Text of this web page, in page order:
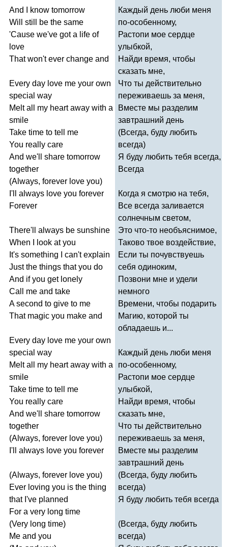
And know tomorrow
Will
still be the same
'Cause we've got a life of
love
That won't ever change and
Every day love me your own
special way
Melt all my heart away with a
smile
Take time to tell
me
You really care
And we'll share tomorrow
together
(Always, forever love you)
I'll
always love you forever
Forever
There'll always be sunshine
When
look at you
It's something can't explain
Just the things that you do
And if you get lonely
Call
me and take
A second to give to me
That magic you make and
Every day love me your own
special way
Melt all my heart away with a
smile
Take time to tell
me
You really care
And we'll share tomorrow
together
(Always, forever love you)
I'll
always love you forever
(Always, forever love you)
Ever loving you is the thing
that I've planned
For a very long time
(Very long time)
Me and you
Каждый день люби меня
по-особенному,
Растопи мое сердце
улыбкой,
Найди время, чтобы
сказать мне,
Что ты действительно
переживаешь за меня,
Вместе мы разделим
завтрашний день
(Всегда, буду любить
всегда)
Я буду любить тебя всегда,
Всегда
Когда я смотрю на тебя,
Все всегда заливается
солнечным светом,
Это что-то необъяснимое,
Таково твое воздействие,
Если ты почувствуешь
себя одиноким,
Позвони мне и удели
немного
Времени, чтобы подарить
Магию, которой ты
обладаешь и...
Каждый день люби меня
по-особенному,
Растопи мое сердце
улыбкой,
Найди время, чтобы
сказать мне,
Что ты действительно
переживаешь за меня,
Вместе мы разделим
завтрашний день
(Всегда, буду любить
всегда)
Я буду любить тебя всегда
(Всегда, буду любить
всегда)